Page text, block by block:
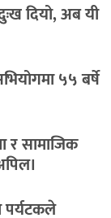
दियो, अब यी
५५ बर्षे
र सामाजिक
पर्यटकले